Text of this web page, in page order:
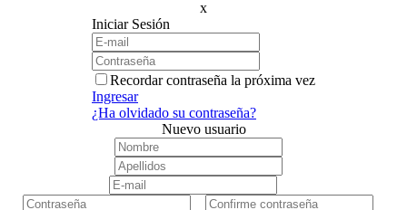
x
Iniciar Sesión
Recordar contraseña la próxima vez
Ingresar
¿Ha olvidado su contraseña?
Nuevo usuario